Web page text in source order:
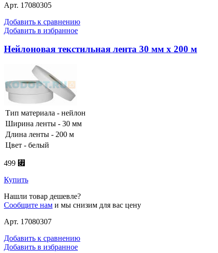
Арт. 17080305
Добавить к сравнению
Добавить в избранное
Нейлоновая текстильная лента 30 мм х 200 м
Тип материала - нейлон
Ширина ленты - 30 мм
Длина ленты - 200 м
Цвет - белый
499 ⃏
Купить
Нашли товар дешевле?
Сообщите нам и мы снизим для вас цену
Арт. 17080307
Добавить к сравнению
Добавить в избранное